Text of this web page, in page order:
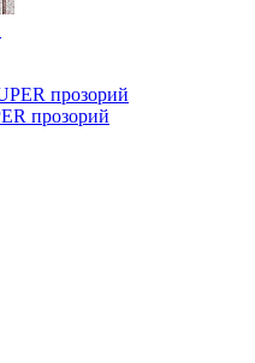
прозорий